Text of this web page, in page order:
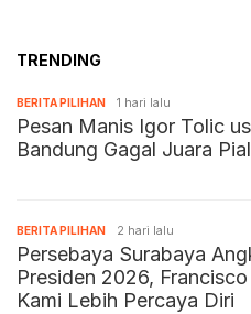
TRENDING
BERITA PILIHAN 1 hari lalu
Pesan Manis Igor Tolic
Bandung Gagal Juara
BERITA PILIHAN 2 hari lalu
Persebaya Surabaya
Presiden 2026,
Kami Lebih Percaya Diri